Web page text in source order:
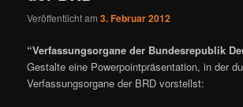
Veröffentlicht am3. Februar 2012
“Verfassungsorgane der Bundesrepublik
Gestalte eine Powerpointpräsentation, in der
Verfassungsorgane der BRD vorstellst: